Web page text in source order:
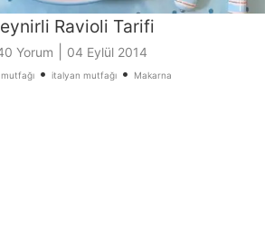
Ravioli Tarifi
Yorum 04 Eylül 2014
• italyan mutfağı • Makarna